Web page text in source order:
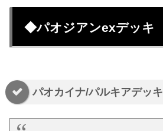
◆パオジアンexデッキ
パオカイナ/パルキアデッキ